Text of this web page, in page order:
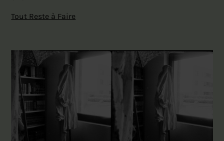
Tout Reste à Faire